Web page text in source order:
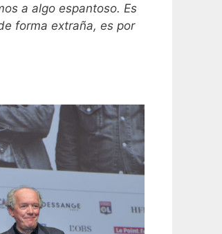
a algo espantoso. Es
forma extraña, es por